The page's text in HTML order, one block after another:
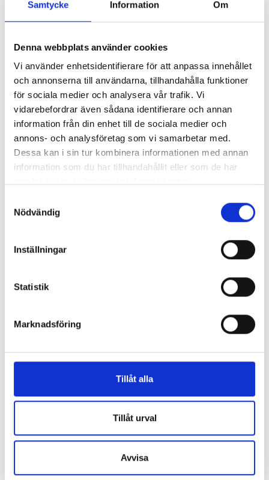
Samtycke Information Om
Denna webbplats använder cookies
Vi använder enhetsidentifierare för att anpassa innehållet
och annonserna till användarna, tillhandahålla funktioner
för sociala medier och analysera vår trafik. Vi
vidarebefordrar även sådana identifierare och annan
information från din enhet till de sociala medier och
annons- och analysföretag som vi samarbetar med.
Dessa kan i sin tur kombinera informationen med annan
information som du har tillhandahållit eller som de har
Nödvändig
Inställningar
Statistik
Marknadsföring
Tillåt alla
Tillåt urval
Avvisa
Lönerna – redaktion för redaktion
Så mycket tjänar vi – och våra chefer